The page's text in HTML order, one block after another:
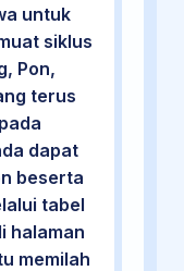
untuk
siklus
Pon,
terus
dapat
beserta
tabel
halaman
memilah